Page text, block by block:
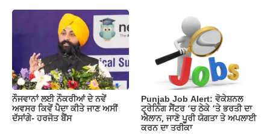
ਨੌਜਵਾਨਾਂ ਲਈ ਨੌਕਰੀਆਂ ਦੇ ਨਵੇਂ
ਅਵਸਰ ਕਿਵੇਂ ਪੈਦਾ ਕੀਤੇ ਜਾਣ ਅਸੀਂ
ਦੱਸਾਂਗੇ- ਹਰਜੋਤ ਬੈਂਸ
Punjab Job Alert: ਵੋਕੇਸ਼ਨਲ
ਟ੍ਰੇਨਿੰਗ ਸੈਂਟਰ ‘ਚ ਠੇਕੇ ‘ਤੇ ਭਰਤੀ ਦਾ
ਐਲਾਨ, ਜਾਣੋ ਪੂਰੀ ਯੋਗਤਾ ਤੇ ਅਪਲਾਈ
ਕਰਨ ਦਾ ਤਰੀਕਾ